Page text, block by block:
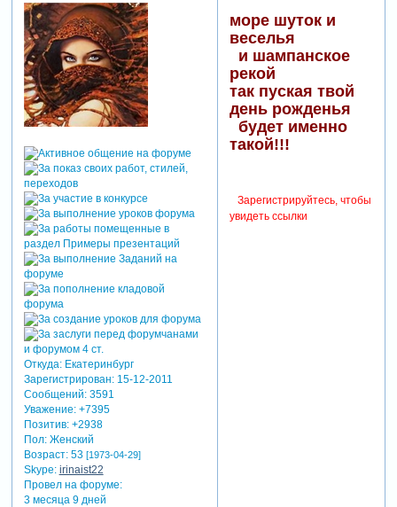
Откуда:Екатеринбург
Зарегистрирован: 15-12-2011
Сообщений:3591
Уважение: +7395
Позитив: +2938
Пол:Женский
Возраст:53 [1973-04-29]
Skype: irinaist22
Провел на форуме:
3 месяца 9 дней
море шуток и
веселья
и шампанское
рекой
так пуская твой
день рожденья
будет именно
такой!!!
Зарегистрируйтесь, чтобы
увидеть ссылки